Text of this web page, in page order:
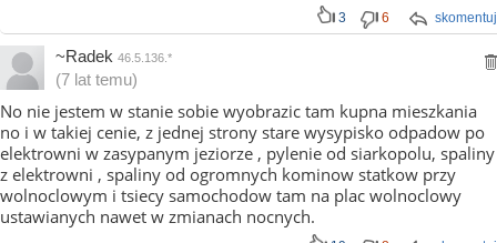
skomentuj
3 6
~Radek 46.5.136.*
(7 lat temu)
No nie jestem w stanie sobie wyobrazic tam kupna mieszkania
no i w takiej cenie, z jednej strony stare wysypisko odpadow po
elektrowni w zasypanym jeziorze , pylenie od siarkopolu, spaliny
z elektrowni , spaliny od ogromnych kominow statkow przy
wolnoclowym i tsiecy samochodow tam na plac wolnoclowy
ustawianych nawet w zmianach nocnych.